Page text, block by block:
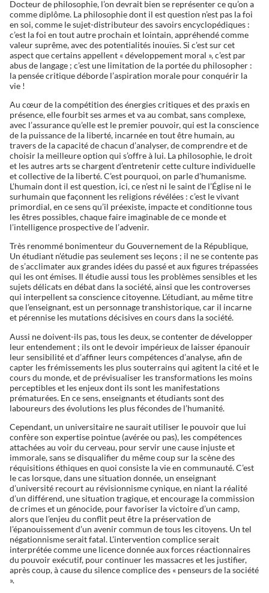
Docteur de philosophie, l’on devrait bien se représenter ce qu’on a
comme diplôme. La philosophie dont il est question n’est pas la foi
en soi, comme le sujet-distributeur des savoirs encyclopédiques :
c’est la foi en tout autre prochain et lointain, appréhendé comme
valeur suprême, avec des potentialités inouïes. Si c’est sur cet
aspect que certains appellent « développement moral », c’est par
abus de langage ; c’est une limitation de la portée du philosopher :
la pensée critique déborde l’aspiration morale pour conquérir la
vie !
Au cœur de la compétition des énergies critiques et des praxis en
présence, elle fourbit ses armes et va au combat, sans complexe,
avec l’assurance qu’elle est le premier pouvoir, qui est la conscience
de la puissance de la liberté, incarnée en tout être humain, au
travers de la capacité de chacun d’analyser, de comprendre et de
choisir la meilleure option qui s’offre à lui. La philosophie, le droit
et les autres arts se chargent d’entretenir cette culture individuelle
et collective de la liberté. C’est pourquoi, on parle d’humanisme.
L’humain dont il est question, ici, ce n’est ni le saint de l’Église ni le
surhumain que façonnent les religions révélées : c’est le vivant
primordial, en ce sens qu’il préexiste, impacte et conditionne tous
les êtres possibles, chaque faire imaginable de ce monde et
l’intelligence prospective de l’advenir.
Très renommé bonimenteur du Gouvernement de la République,
Un étudiant n’étudie pas seulement ses leçons ; il ne se contente pas
de s’acclimater aux grandes idées du passé et aux figures trépassées
qui les ont émises. Il étudie aussi tous les problèmes sensibles et les
sujets délicats en débat dans la société, ainsi que les controverses
qui interpellent sa conscience citoyenne. L’étudiant, au même titre
que l’enseignant, est un personnage transhistorique, car il incarne
et pérennise les mutations décisives en cours dans la société.
Aussi ne doivent-ils pas, tous les deux, se contenter de développer
leur entendement ; ils ont le devoir impérieux de laisser épanouir
leur sensibilité et d’affiner leurs compétences d’analyse, afin de
capter les frémissements les plus souterrains qui agitent la cité et le
cours du monde, et de prévisualiser les transformations les moins
perceptibles et les enjeux dont ils sont les manifestations
prématurées. En ce sens, enseignants et étudiants sont des
laboureurs des évolutions les plus fécondes de l’humanité.
Cependant, un universitaire ne saurait utiliser le pouvoir que lui
confère son expertise pointue (avérée ou pas), les compétences
attachées au voir du cerveau, pour servir une cause injuste et
immorale, sans se disqualifier du même coup sur la scène des
réquisitions éthiques en quoi consiste la vie en communauté. C’est
le cas lorsque, dans une situation donnée, un enseignant
d’université recourt au révisionnisme cynique, en niant la réalité
d’un différend, une situation tragique, et encourage la commission
de crimes et un génocide, pour favoriser la victoire d’un camp,
alors que l’enjeu du conflit peut être la préservation de
l’épanouissement d’un avenir commun de tous les citoyens. Un tel
négationnisme serait fatal. L’intervention complice serait
interprétée comme une licence donnée aux forces réactionnaires
du pouvoir exécutif, pour continuer les massacres et les justifier,
après coup, à cause du silence complice des « penseurs de la société
».